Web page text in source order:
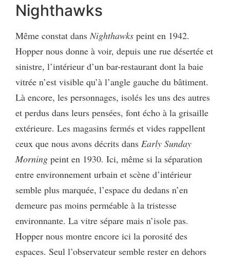
Nighthawks
Même constat dans Nighthawks peint en 1942.
Hopper nous donne à voir, depuis une rue désertée et
sinistre, l’intérieur d’un bar-restaurant dont la baie
vitrée n’est visible qu’à l’angle gauche du bâtiment.
Là encore, les personnages, isolés les uns des autres
et perdus dans leurs pensées, font écho à la grisaille
extérieure. Les magasins fermés et vides rappellent
ceux que nous avons décrits dans Early Sunday
Morning peint en 1930. Ici, même si la séparation
entre environnement urbain et scène d’intérieur
semble plus marquée, l’espace du dedans n’en
demeure pas moins perméable à la tristesse
environnante. La vitre sépare mais n’isole pas.
Hopper nous montre encore ici la porosité des
espaces. Seul l’observateur semble rester en dehors